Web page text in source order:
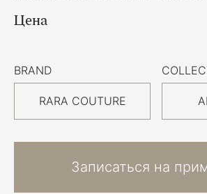
Цена
BRAND
RARA COUTURE
Записаться на